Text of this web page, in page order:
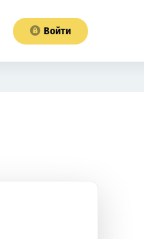
Войти